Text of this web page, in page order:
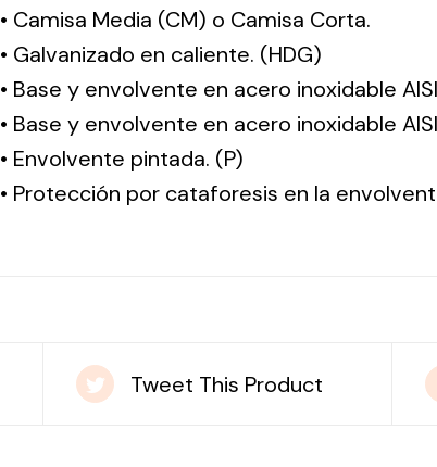
• Camisa Media (CM) o Camisa Corta.
• Galvanizado en caliente. (HDG)
• Base y envolvente en acero inoxidable
• Base y envolvente en acero inoxidable AISI
• Envolvente pintada. (P)
• Protección por cataforesis en la
Tweet This Product